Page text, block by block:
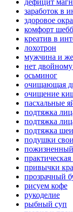
дефицит
заработок в
здоровое
комфорт
креатив в
лохотрон
мужчина и
нет
осьминог
очищающая
очищение
пасхальные
подтяжка
подтяжка
подтяжка шеи
подушки
практическая
привычки
прозрачный
рисуем кофе
рукоделие
рыбный суп